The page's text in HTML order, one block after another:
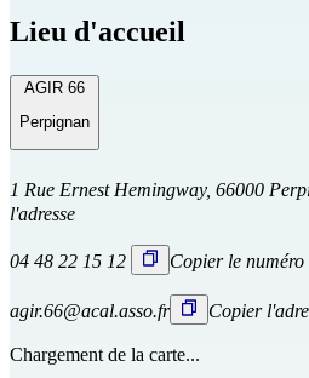
Lieu d'accueil
AGIR 66
Perpignan
1 Rue Ernest Hemingway, 66000
l'adresse
04 48 22 15 12 Copier le numéro
agir.66@acal.asso.fr Copier
Chargement de la carte...